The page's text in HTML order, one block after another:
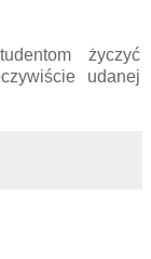
życzyć
udanej